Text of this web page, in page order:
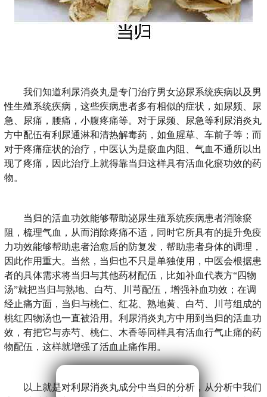
我们知道利尿消炎丸是专门治疗男女泌尿系统疾病以及男
性生殖系统疾病，这些疾病患者多有相似的症状，如尿频、尿
急、尿痛，腰痛，小腹疼痛等。对于尿频、尿急等利尿消炎丸
方中配伍有利尿通淋和清热解毒药，如鱼腥草、车前子等；而
对于疼痛症状的治疗，中医认为是瘀血内阻、气血不通所以出
现了疼痛，因此治疗上就得靠当归这样具有活血化瘀功效的药
物。
当归的活血功效能够帮助泌尿生殖系统疾病患者消除瘀
阻，梳理气血，从而消除疼痛不适，同时它所具有的提升免疫
力功效能够帮助患者治愈后的防复发，帮助患者身体的调理，
因此作用重大。当然，当归也不只是单独使用，中医会根据患
者的具体需求将当归与其他药材配伍，比如补血代表方“四物
汤”就把当归与熟地、白芍、川芎配伍，增强补血功效；在调
经止痛方面，当归与桃仁、红花、熟地黄、白芍、川芎组成的
桃红四物汤也一直被沿用。利尿消炎丸方中用到当归的活血功
效，有把它与赤芍、桃仁、木香等同样具有活血行气止痛的药
物配伍，这样就增强了活血止痛作用。
以上就是对利尿消炎丸成分中当归的分析，从分析中我们